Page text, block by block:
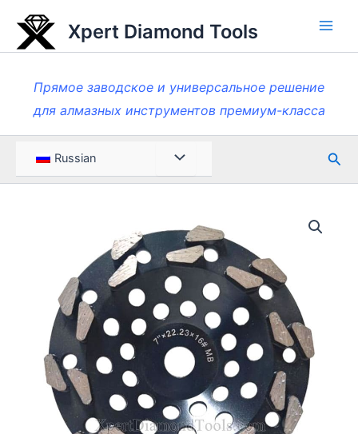
содержанию
Xpert Diamond Tools
Прямое заводское и универсальное решение
для алмазных инструментов премиум-класса
Russian Меню